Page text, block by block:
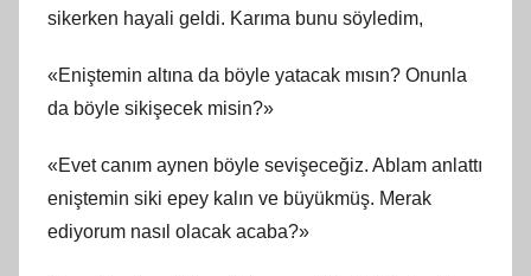
sikerken hayali geldi. Karıma bunu söyledim,
«Eniştemin altına da böyle yatacak mısın? Onunla
da böyle sikişecek misin?»
«Evet canım aynen böyle sevişeceğiz. Ablam anlattı
eniştemin siki epey kalın ve büyükmüş. Merak
ediyorum nasıl olacak acaba?»